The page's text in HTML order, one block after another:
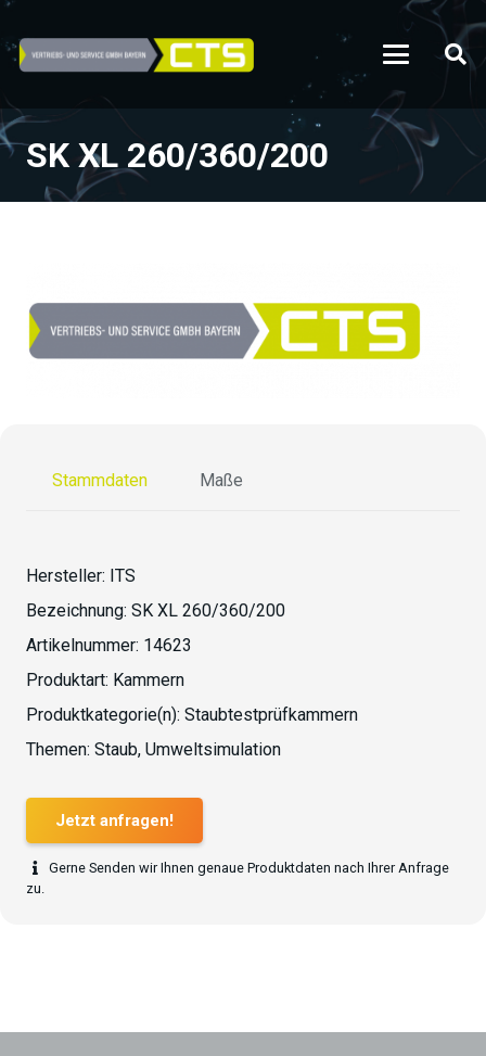
SK XL 260/360/200
Stammdaten Maße
Hersteller: ITS
Bezeichnung: SK XL 260/360/200
Artikelnummer: 14623
Produktart: Kammern
Produktkategorie(n): Staubtestprüfkammern
Themen: Staub, Umweltsimulation
Jetzt anfragen!
Gerne Senden wir Ihnen genaue Produktdaten nach Ihrer Anfrage
zu.